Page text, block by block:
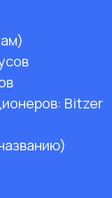
Bitzer